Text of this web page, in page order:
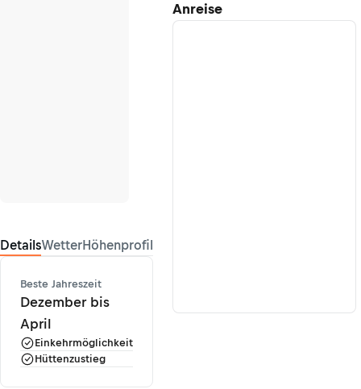
DetailsWetterHöhenprofil
Beste Jahreszeit
Dezember bis
April
Einkehrmöglichkeit
Hüttenzustieg
Anreise